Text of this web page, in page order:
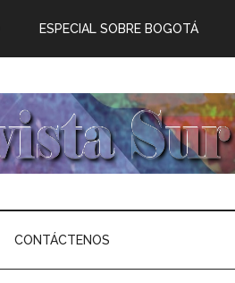
ESPECIAL SOBRE BOGOTÁ
CONTÁCTENOS